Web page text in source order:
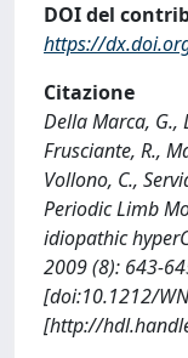
DOI del
https://
Citazione
Della Marca, G.,
Frusciante, R.,
Vollono, C.,
Periodic Limb
idiopathic
2009 (8): 643-
[doi:10.1212/
[http://